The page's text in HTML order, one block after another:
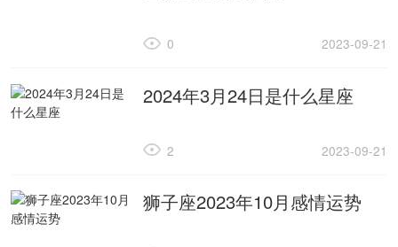
2023-09-21
0
2024年3月24日是什么星座
2023-09-21
2
狮子座2023年10月感情运势